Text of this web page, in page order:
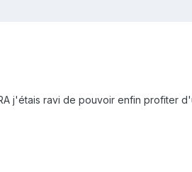
j'étais ravi de pouvoir enfin profiter